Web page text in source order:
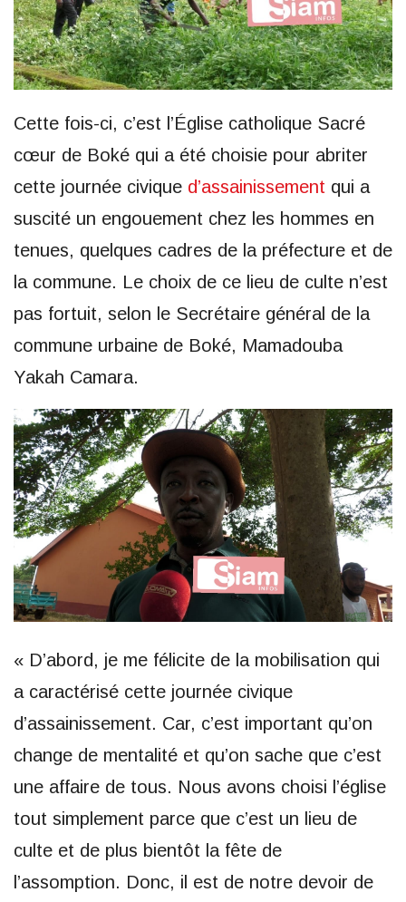
Cette fois-ci, c’est l’Église catholique Sacré
cœur de Boké qui a été choisie pour abriter
cette journée civique d’assainissement qui a
suscité un engouement chez les hommes en
tenues, quelques cadres de la préfecture et de
la commune. Le choix de ce lieu de culte n’est
pas fortuit, selon le Secrétaire général de la
commune urbaine de Boké, Mamadouba
Yakah Camara.
« D’abord, je me félicite de la mobilisation qui
a caractérisé cette journée civique
d’assainissement. Car, c’est important qu’on
change de mentalité et qu’on sache que c’est
une affaire de tous. Nous avons choisi l’église
tout simplement parce que c’est un lieu de
culte et de plus bientôt la fête de
l’assomption. Donc, il est de notre devoir de